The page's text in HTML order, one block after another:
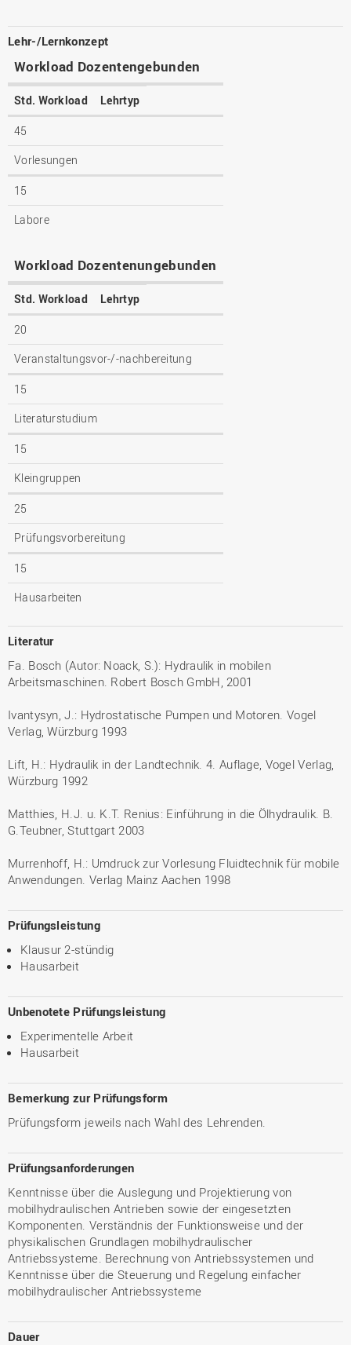
Lehr-/Lernkonzept
Workload Dozentengebunden
Std. Workload Lehrtyp
45
Vorlesungen
15
Labore
Workload Dozentenungebunden
Std. Workload Lehrtyp
20
Veranstaltungsvor-/-nachbereitung
15
Literaturstudium
15
Kleingruppen
25
Prüfungsvorbereitung
15
Hausarbeiten
Literatur
Fa. Bosch (Autor: Noack, S.): Hydraulik in mobilen
Arbeitsmaschinen. Robert Bosch GmbH, 2001
Ivantysyn, J.: Hydrostatische Pumpen und Motoren. Vogel
Verlag, Würzburg 1993
Lift, H.: Hydraulik in der Landtechnik. 4. Auflage, Vogel Verlag,
Würzburg 1992
Matthies, H.J. u. K.T. Renius: Einführung in die Ölhydraulik. B.
G.Teubner, Stuttgart 2003
Murrenhoff, H.: Umdruck zur Vorlesung Fluidtechnik für mobile
Anwendungen. Verlag Mainz Aachen 1998
Prüfungsleistung
Klausur 2-stündig
Hausarbeit
Unbenotete Prüfungsleistung
Experimentelle Arbeit
Hausarbeit
Bemerkung zur Prüfungsform
Prüfungsform jeweils nach Wahl des Lehrenden.
Prüfungsanforderungen
Kenntnisse über die Auslegung und Projektierung von
mobilhydraulischen Antrieben sowie der eingesetzten
Komponenten. Verständnis der Funktionsweise und der
physikalischen Grundlagen mobilhydraulischer
Antriebssysteme. Berechnung von Antriebssystemen und
Kenntnisse über die Steuerung und Regelung einfacher
mobilhydraulischer Antriebssysteme
Dauer